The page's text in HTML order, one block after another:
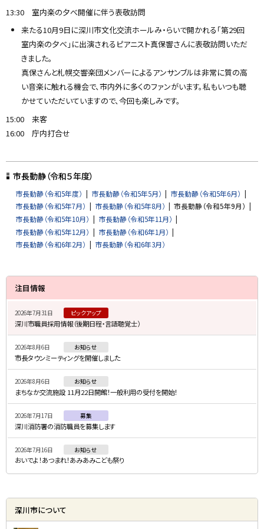
13:30 室内楽の夕べ開催に伴う表敬訪問
来たる10月9日に深川市文化交流ホールみ・らいで開かれる「第29回
室内楽の夕べ」に出演されるピアニスト真保響さんに表敬訪問いただ
きました。
真保さんと札幌交響楽団メンバーによるアンサンブルは非常に質の高
い音楽に触れる機会で、市内外に多くのファンがいます。私もいつも聴
かせていただいていますので、今回も楽しみです。
15:00 来客
16:00 庁内打合せ
ト
ッ 市長動静（令和５年度）
市長動静（令和5年度） 市長動静（令和5年5月）
市長動静（令和5年6月）
市長動静（令和5年7月）
市長動静（令和5年8月）
市長動静（令和5年9月）
市長動静（令和5年10月）
市長動静（令和5年11月）
市長動静（令和5年12月）
市長動静（令和6年1月）
市長動静（令和6年2月）
市長動静（令和6年3月）
サ
イ
・
メ
ニ
ュ
ー
注目情報
2026年7月31日 ピックアップ
深川市職員採用情報（後期日程・言語聴覚士）
2026年8月6日 お知らせ
市長タウンミーティングを開催しました
2026年8月6日 お知らせ
まちなか交流施設 11月22日開館！一般利用の受付を開始！
2026年7月17日 募集
深川消防署の消防職員を募集します
2026年7月16日 お知らせ
おいでよ！あつまれ！あみあみこども祭り
深川市について